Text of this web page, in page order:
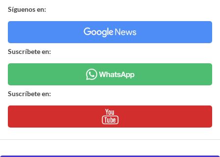
Síguenos en:
Suscríbete en:
Suscríbete en: